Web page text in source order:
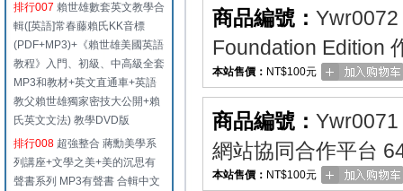
排行007 賴世雄數套英文教學合
輯([英語]常春藤賴氏KK音標
(PDF+MP3)+《賴世雄美國英語
教程》入門、初級、中高級全套
MP3和教材+英文直通車+英語
教父賴世雄獨家密技大公開+賴
氏英文文法) 教學DVD版
排行008 超強整合 蔣勳美學系
列講座+文學之美+美的沉思有
聲書系列 MP3有聲書 合輯中文
商品編號： Ywr0072
Foundation Edition
本站售價： NT$100元
商品編號： Ywr0071
網站協同合作平台
本站售價： NT$100元